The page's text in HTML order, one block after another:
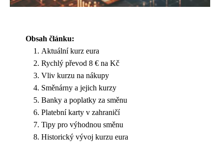
Obsah článku:
Aktuální kurz eura
Rychlý převod 8 € na Kč
Vliv kurzu na nákupy
Směnárny a jejich kurzy
Banky a poplatky za směnu
Platební karty v zahraničí
Tipy pro výhodnou směnu
Historický vývoj kurzu eura